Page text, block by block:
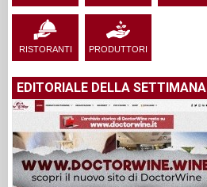
RISTORANTI PRODUTTORI
EDITORIALE DELLA SETTIMANA